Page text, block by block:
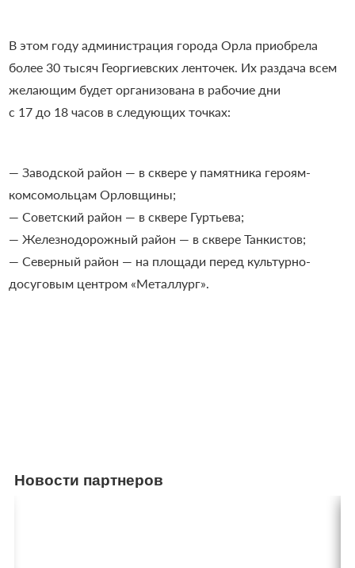
В этом году администрация города Орла приобрела
более 30 тысяч Георгиевских ленточек. Их раздача всем
желающим будет организована в рабочие дни
с 17 до 18 часов в следующих точках:
— Заводской район — в сквере у памятника героям-
комсомольцам Орловщины;
— Советский район — в сквере Гуртьева;
— Железнодорожный район — в сквере Танкистов;
— Северный район — на площади перед культурно-
досуговым центром «Металлург».
Новости партнеров